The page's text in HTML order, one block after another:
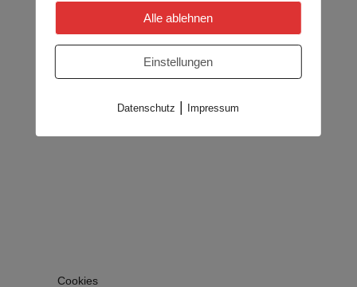
Cookies
Alle ablehnen
Einstellungen
Datenschutz Impressum